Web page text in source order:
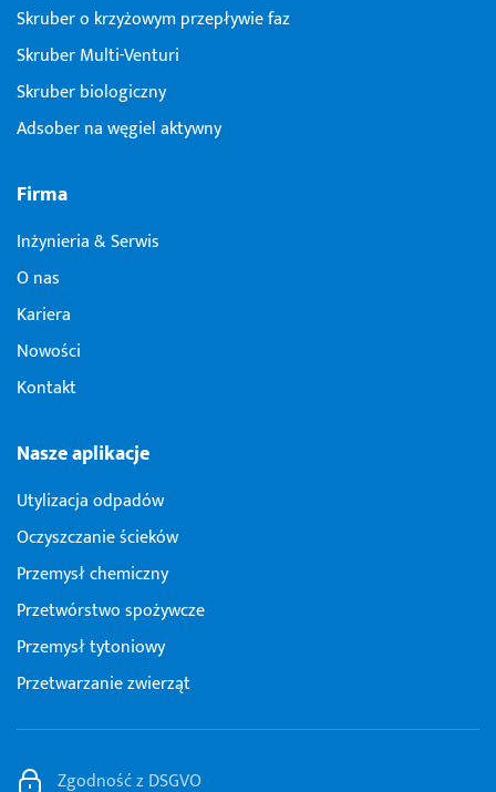
Skruber o krzyżowym przepływie faz
Skruber Multi-Venturi
Skruber biologiczny
Adsober na węgiel aktywny
Firma
Inżynieria & Serwis
O nas
Kariera
Nowości
Kontakt
Nasze aplikacje
Utylizacja odpadów
Oczyszczanie ścieków
Przemysł chemiczny
Przetwórstwo spożywcze
Przemysł tytoniowy
Przetwarzanie zwierząt
Zgodność z DSGVO